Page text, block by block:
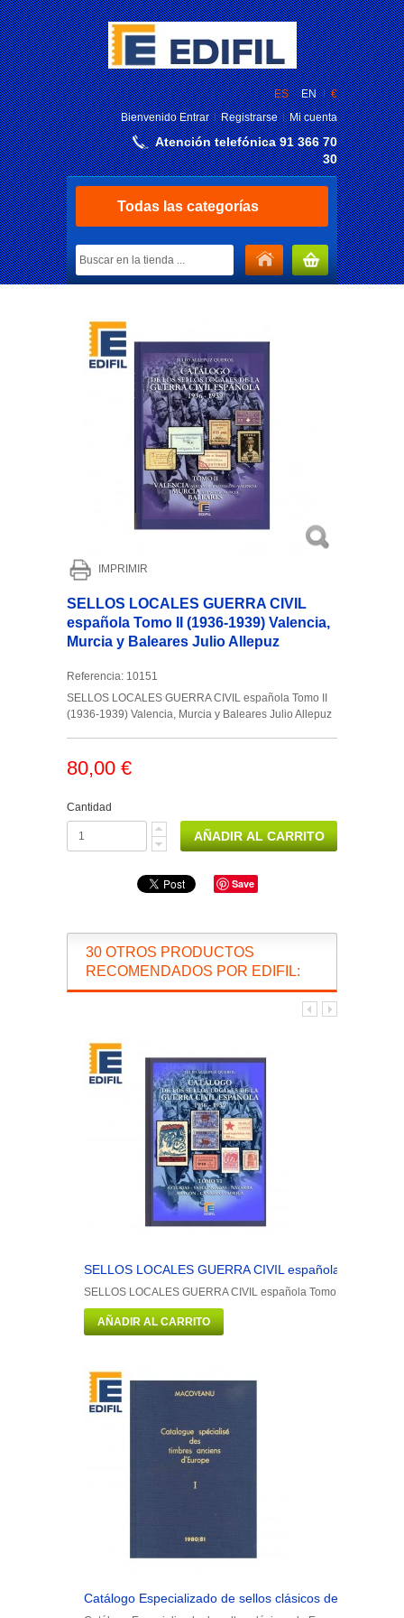
€
ES
EN
BienvenidoEntrar Registrarse Mi cuenta
Atención telefónica 91 366 70
30
Todas las categorías
MI CARRITO
IMPRIMIR
SELLOS LOCALES GUERRA CIVIL
española Tomo II (1936-1939) Valencia,
Murcia y Baleares Julio Allepuz
Referencia: 10151
SELLOS LOCALES GUERRA CIVIL española Tomo II
(1936-1939) Valencia, Murcia y Baleares Julio Allepuz
80,00 €
Cantidad
Save
30 OTROS PRODUCTOS
RECOMENDADOS POR EDIFIL:
SELLOS LOCALES GUERRA CIVIL española Tomo VI
SELLOS LOCALES GUERRA CIVIL española Tomo VI (1936-
AÑADIR AL CARRITO
Catálogo Especializado de sellos clásicos de Europa.